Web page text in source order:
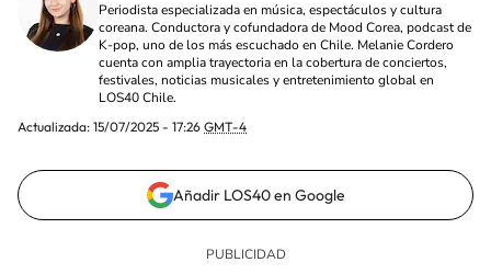
Periodista especializada en música, espectáculos y cultura
coreana. Conductora y cofundadora de Mood Corea, podcast de
K-pop, uno de los más escuchado en Chile. Melanie Cordero
cuenta con amplia trayectoria en la cobertura de conciertos,
festivales, noticias musicales y entretenimiento global en
LOS40 Chile.
Actualizada: 15/07/2025 - 17:26 GMT-4
Añadir LOS40 en Google